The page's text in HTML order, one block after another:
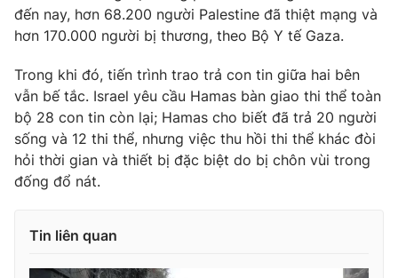
đến nay, hơn 68.200 người Palestine đã thiệt mạng và
hơn 170.000 người bị thương, theo Bộ Y tế Gaza.
Trong khi đó, tiến trình trao trả con tin giữa hai bên
vẫn bế tắc. Israel yêu cầu Hamas bàn giao thi thể toàn
bộ 28 con tin còn lại; Hamas cho biết đã trả 20 người
sống và 12 thi thể, nhưng việc thu hồi thi thể khác đòi
hỏi thời gian và thiết bị đặc biệt do bị chôn vùi trong
đống đổ nát.
Tin liên quan